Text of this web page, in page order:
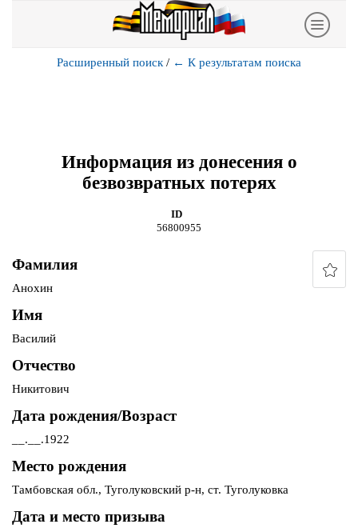
Расширенный поиск / ← К результатам поиска
Информация из донесения о
безвозвратных потерях
ID
56800955
Фамилия
Анохин
Имя
Василий
Отчество
Никитович
Дата рождения/Возраст
__.__.1922
Место рождения
Тамбовская обл., Туголуковский р-н, ст. Туголуковка
Дата и место призыва